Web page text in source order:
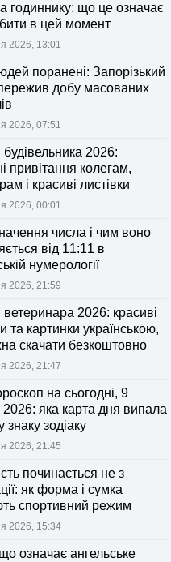
годиннику: що це означає
в цей момент
2026, 13:01
поранені: Запорізький
добу масованих
2026, 07:51
2026:
привітання колегам,
і красиві листівки
2026, 00:01
числа і чим воно
від 11:11 в
нумерології
2026, 21:59
2026: красиві
та картинки українською,
скачати безкоштовно
2026, 21:47
на сьогодні, 9
яка карта дня випала
зодіаку
2026, 21:45
починається не з
як форма і сумка
спортивний режим
2026, 15:34
означає ангельське